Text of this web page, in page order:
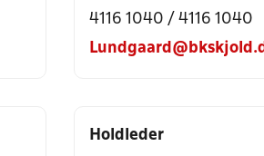
4116 1040 / 4116 1040
Holdleder